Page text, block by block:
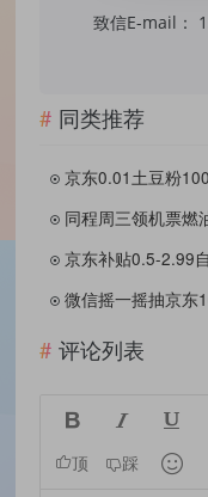
致信E-mail：
同类推荐
京东0.01土豆粉
评论列表
  
顶 踩 